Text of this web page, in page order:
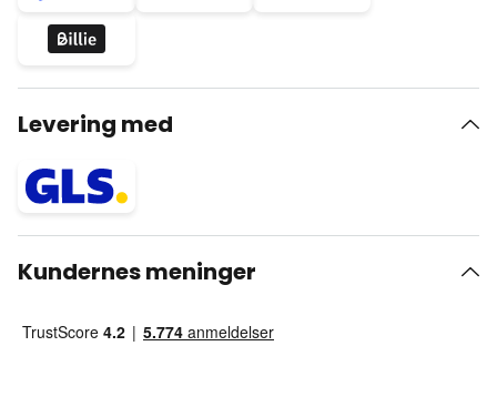
Levering med
Kundernes meninger